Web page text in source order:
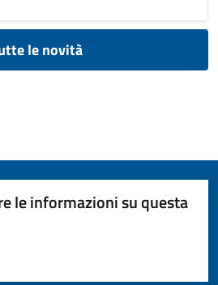
le novità
le informazioni su questa
stelle su 5
su 5
5